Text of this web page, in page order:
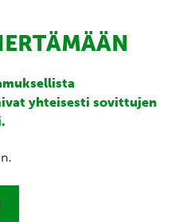
yhteisesti sovittujen